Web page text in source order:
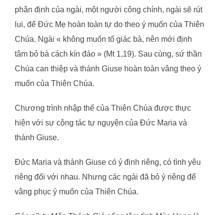
phân định của ngài, một người công chính, ngài sẽ rút
lui, để Đức Mẹ hoàn toàn tự do theo ý muốn của Thiên
Chúa. Ngài « không muốn tố giác bà, nên mới định
tâm bỏ bà cách kín đáo » (Mt 1,19). Sau cùng, sứ thần
Chúa can thiệp và thánh Giuse hoàn toàn vâng theo ý
muốn của Thiên Chúa.
Chương trình nhập thể của Thiên Chúa được thực
hiện với sự cộng tác tự nguyện của Đức Maria và
thánh Giuse.
Đức Maria và thánh Giuse có ý định riêng, có tình yêu
riêng đối với nhau. Nhưng các ngài đã bỏ ý riêng để
vâng phục ý muốn của Thiên Chúa.